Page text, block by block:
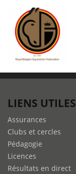
LIENS UTILES
Assurances
Clubs et cercles
Pédagogie
Licences
Résultats en direct